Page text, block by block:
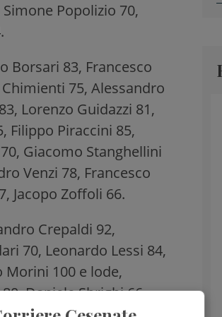
Popolizio 70,
Borsari 83, Francesco
75, Alessandro
Lorenzo Guidazzi 81,
Filippo Piraccini 85,
Giacomo Stanghellini
Venzi 78, Francesco
Jacopo Zoffoli 66.
Crepaldi 92,
70, Leonardo Lessi 84,
Morini 100 e lode,
Daniele Sbrighi 66,